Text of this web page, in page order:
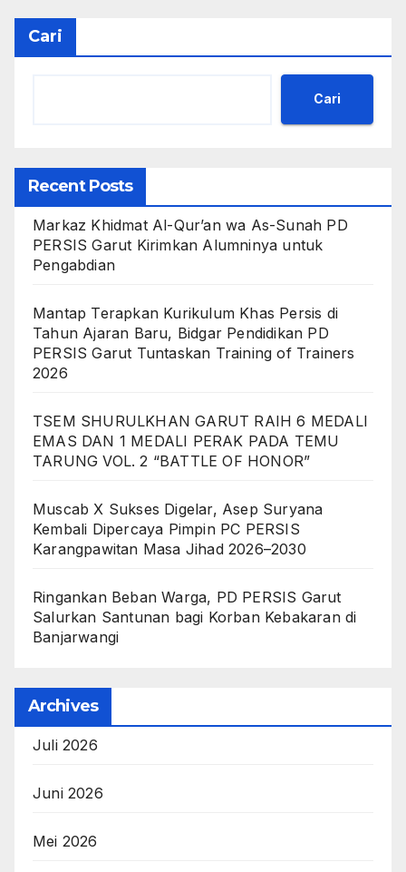
Cari
Cari
Recent Posts
Markaz Khidmat Al-Qur’an wa As-Sunah PD
PERSIS Garut Kirimkan Alumninya untuk
Pengabdian
Mantap Terapkan Kurikulum Khas Persis di
Tahun Ajaran Baru, Bidgar Pendidikan PD
PERSIS Garut Tuntaskan Training of Trainers
2026
TSEM SHURULKHAN GARUT RAIH 6 MEDALI
EMAS DAN 1 MEDALI PERAK PADA TEMU
TARUNG VOL. 2 “BATTLE OF HONOR”
Muscab X Sukses Digelar, Asep Suryana
Kembali Dipercaya Pimpin PC PERSIS
Karangpawitan Masa Jihad 2026–2030
Ringankan Beban Warga, PD PERSIS Garut
Salurkan Santunan bagi Korban Kebakaran di
Banjarwangi
Archives
Juli 2026
Juni 2026
Mei 2026